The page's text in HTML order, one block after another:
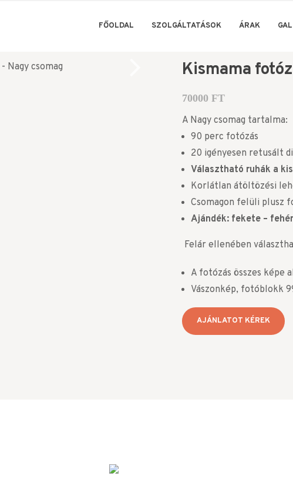
FŐOLDAL SZOLGÁLTATÁSOK ÁRAK
Kismama
70000 FT
A Nagy csomag tartalma:
90 perc fotózás
20 igényesen retusált
Választható ruhák a
Korlátlan átöltözési
Csomagon felüli plusz
Ajándék: fekete –
Felár ellenében
A fotózás összes képe
Vászonkép, fotóblokk
AJÁNLATOT KÉREK